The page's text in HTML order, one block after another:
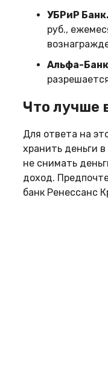
УБРиР Банк.
руб.,
Альфа-
Что лучше
Для ответа на
хранить деньги
не снимать
доход.
банк Ренессанс